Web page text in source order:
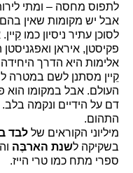
לתפוס מחסה – ומתי
אבל יש מקומות שאין בהם
לסוכן עתיר ניסיון כמו
פקיסטן, איראן
אלימות היא הדרך
קֵיין מסתנן לשם במטרה
העולם. אבל במקומו הוא
דם על הידיים ונקמה
התהום.
מיליוני הקוראים של לבד
בשקיקה לשנת הארבֶּה
ספרי מתח כמו טרי הייז.